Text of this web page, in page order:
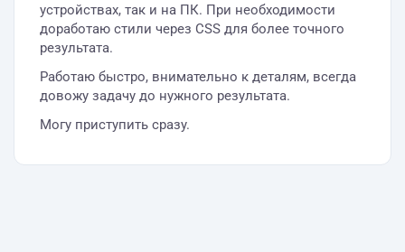
устройствах, так и на ПК. При необходимости
доработаю стили через CSS для более точного
результата.
Работаю быстро, внимательно к деталям, всегда
довожу задачу до нужного результата.
Могу приступить сразу.